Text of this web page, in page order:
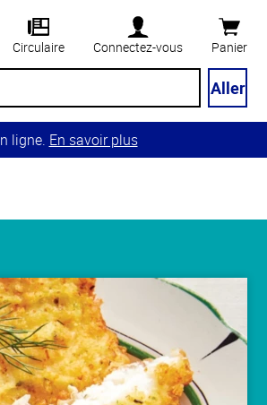
Circulaire Connectez-vous Panier
Aller
ligne. En savoir plus